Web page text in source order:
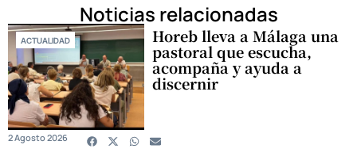
Noticias relacionadas
ACTUALIDAD Horeb lleva a Málaga una
pastoral que escucha,
acompaña y ayuda a
discernir
2 Agosto 2026